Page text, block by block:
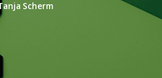
Scherm